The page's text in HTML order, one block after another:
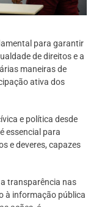
para garantir
de direitos e a
maneiras de
ativa dos
e política desde
essencial para
e deveres, capazes
transparência nas
à informação pública